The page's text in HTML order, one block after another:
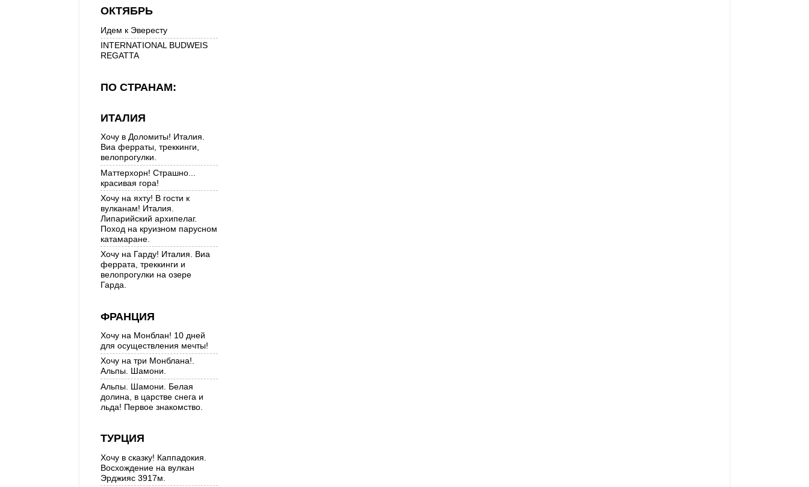
ОКТЯБРЬ
Идем к Эвересту
INTERNATIONAL BUDWEIS
REGATTA
ПО СТРАНАМ:
ИТАЛИЯ
Хочу в Доломиты! Италия.
Виа ферраты, треккинги,
велопрогулки.
Маттерхорн! Страшно...
красивая гора!
Хочу на яхту! В гости к
вулканам! Италия.
Липарийский архипелаг.
Поход на круизном парусном
катамаране.
Хочу на Гарду! Италия. Виа
феррата, треккинги и
велопрогулки на озере
Гарда.
ФРАНЦИЯ
Хочу на Монблан! 10 дней
для осуществления мечты!
Хочу на три Монблана!.
Альпы. Шамони.
Альпы. Шамони. Белая
долина, в царстве снега и
льда! Первое знакомство.
ТУРЦИЯ
Хочу в сказку! Каппадокия.
Восхождение на вулкан
Эрджияс 3917м.